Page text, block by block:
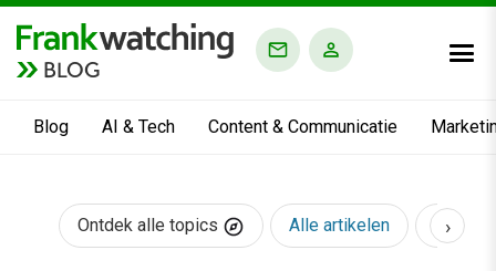
BLOG
Blog AI & Tech Content & Communicatie
Ontdek alle topics Alle artikelen AI &
›